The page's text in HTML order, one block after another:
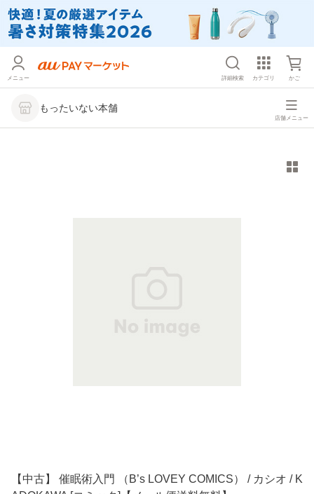
メニュー 詳細検索 カテゴリ かご
もったいない本舗
店舗メニュー
【中古】 催眠術入門 （B’s LOVEY COMICS） / カシオ / K